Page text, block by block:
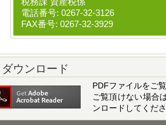
電話番号: 0267-32-3126
FAX番号: 0267-32-3929
ダウンロード
PDFファイルをご
ご覧頂けない場合
ンロードしてくだ